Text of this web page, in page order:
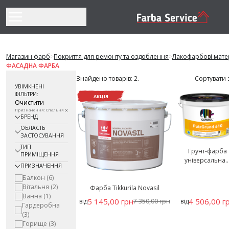
Магазин фарб>Покриття для ремонту та оздоблення>Лакофарбові
ФАСАДНА ФАРБА
УВІМКНЕНІ
ФІЛЬТРИ:
Очистити
Призначення: Спальня
БРЕНД
ОБЛАСТЬ
ЗАСТОСУВАННЯ
ТИП
ПРИМІЩЕННЯ
ПРИЗНАЧЕННЯ
Балкон (6)
Вітальня (2)
Ванна (1)
Гардеробна
(3)
Горище (3)
Знайдено товарів: 2. Сортувати
АКЦІЯ
Фарба Tikkurila Novasil
від5 145,00 грн7 350,00 грн
Грунт-фарба
від4 506,00